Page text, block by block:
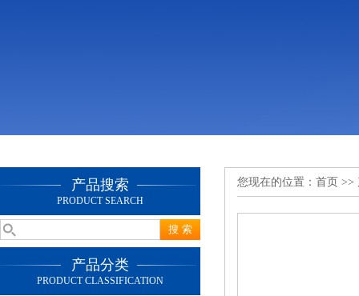
产品搜索
PRODUCT SEARCH
产品分类
PRODUCT CLASSIFICATION
您现在的位置： 首页 >>